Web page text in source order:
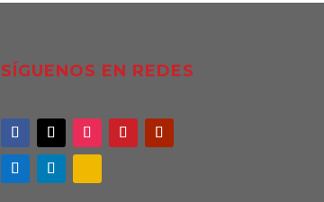
SÍGUENOS EN REDES